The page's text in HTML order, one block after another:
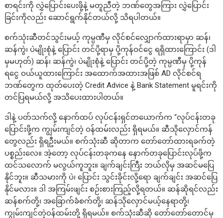
စာရင်းကို လွှဲပြောင်းပေးဖို့နဲ့ မတူညီတဲ့ ဘဏ်တွေအကြား လွှဲပြောင်း
ခြင်းကိုလည်း ဆောင်ရွက်နိုင်တယ်လို့ သိရပါတယ်။
စက်သုံးဆီတင်သွင်းမယ့် ကုမ္ပဏီမှ လိုင်စင်လျှောက်ထားရာမှာ ဆန်၊
ဆန်ကွဲ၊ ပဲမျိုးစုံနဲ့ ပြောင်း တင်ပို့ရာမှ ပို့ကုန်ဝင်ငွေ ရရှိထားကြောင်း (ဒါ
မှမဟုတ်) ဆန်၊ ဆန်ကွဲ၊ ပဲမျိုးစုံနဲ့ ပြောင်း တင်ပို့တဲ့ ကုမ္ပဏီမှ ပို့ကုန်
ရငွေ ဝယ်ယူထားကြောင်း အထောက်အထားအဖြစ် AD လိုင်စင်ရ
ဘဏ်တွေက ထုတ်ပေးတဲ့ Credit Advice နဲ့ Bank Statement မူရင်းကို
တင်ပြရမယ်လို့ အသိပေးထားပါတယ်။
ဒါနဲ့ ပတ်သက်လို့ နောက်ထပ် လုပ်ငန်းရှင်တယောက်က “လုပ်ငန်းတခု
ပြောင်းဖို့က ကျွမ်းကျင်တဲ့ ဝန်ထမ်းလည်း ရှိရမယ်။ ဆီသိုလှောင်ကန်
တွေလည်း ရှိရဦးမယ်။ စက်သုံးဆီ ဆိုတာက တော်တော်ထားရခက်တဲ့
ပစ္စည်းလေ။ အဲ့တော့ လုပ်ငန်းတခုကနေ နောက်တခုပြောင်းလုပ်ဖို့က
ထင်သလောက် မလွယ်ကူဘူး။ ချက်ချင်းကြီး ဘယ်လိုမှ အဆင်မပြေ
နိုင်ဘူး။ ဆီသမားကို ပဲ၊ ပြောင်း သွင်းခိုင်းလို့ရော ချက်ချင်း အဆင်ပြေ
နိုင်မလား။ ဒါ အကြမ်းဖျင်း စဉ်းစားကြည့်လို့ရတယ်။ ဆန်ဆိုရင်လည်း
ဆန်စက်တို့၊ အခြောက်ခံစက်တို့၊ ဆန်သိုလှောင်မယ့်နေရာတို့၊
ကျွမ်းကျင်တဲ့ဝန်ထမ်းတို့ ရှိရမယ်။ စက်သုံးဆီဆို တော်တော်တောင်မှ